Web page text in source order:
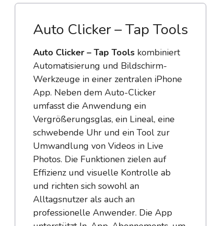
Auto Clicker – Tap Tools
Auto Clicker – Tap Tools kombiniert
Automatisierung und Bildschirm-
Werkzeuge in einer zentralen iPhone
App. Neben dem Auto-Clicker
umfasst die Anwendung ein
Vergrößerungsglas, ein Lineal, eine
schwebende Uhr und ein Tool zur
Umwandlung von Videos in Live
Photos. Die Funktionen zielen auf
Effizienz und visuelle Kontrolle ab
und richten sich sowohl an
Alltagsnutzer als auch an
professionelle Anwender. Die App